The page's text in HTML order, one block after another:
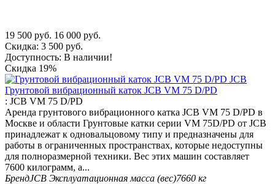
19 500 руб. 16 000 руб.
Скидка: 3 500 руб.
Доступность: В наличии!
Скидка 19%
Грунтовой вибрационный каток JCB VM 75 D/PD
: JCB VM 75 D/PD
Аренда грунтового вибрационного катка JCB VM 75 D/PD в
Москве и области Грунтовые катки серии VM 75D/PD от JCB
принадлежат к одновальцовому типу и предназначены для
работы в ограниченных пространствах, которые недоступны
для полноразмерной техники. Вес этих машин составляет
7600 килограмм, а...
БрендJCB Эксплуатационная масса (вес)7660 кг